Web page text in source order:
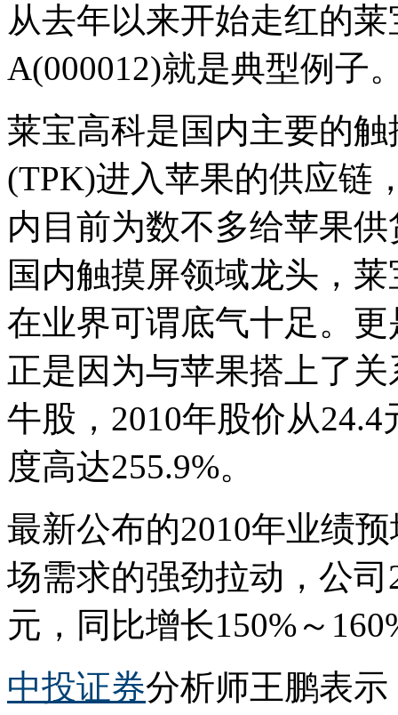
从去年以来开始走红的
A(000012)就是典型例子
莱宝高科是国内主要的
(TPK)进入苹果的供应链
内目前为数不多给苹果
国内触摸屏领域龙头，
在业界可谓底气十足。
正是因为与苹果搭上了
牛股，2010年股价从
度高达255.9%。
最新公布的2010年业绩
场需求的强劲拉动，公司
元，同比增长150%～
中投证券分析师王鹏表